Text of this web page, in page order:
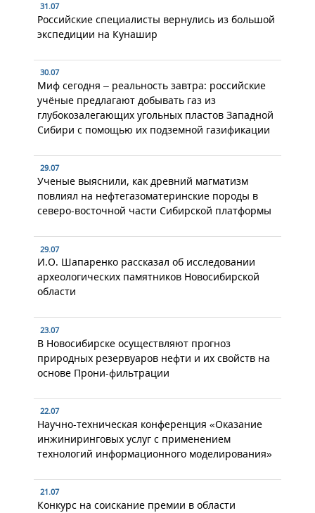
31.07
Российские специалисты вернулись из большой
экспедиции на Кунашир
30.07
Миф сегодня – реальность завтра: российские
учёные предлагают добывать газ из
глубокозалегающих угольных пластов Западной
Сибири с помощью их подземной газификации
29.07
Ученые выяснили, как древний магматизм
повлиял на нефтегазоматеринские породы в
северо-восточной части Сибирской платформы
29.07
И.О. Шапаренко рассказал об исследовании
археологических памятников Новосибирской
области
23.07
В Новосибирске осуществляют прогноз
природных резервуаров нефти и их свойств на
основе Прони-фильтрации
22.07
Научно-техническая конференция «Оказание
инжиниринговых услуг с применением
технологий информационного моделирования»
21.07
Конкурс на соискание премии в области